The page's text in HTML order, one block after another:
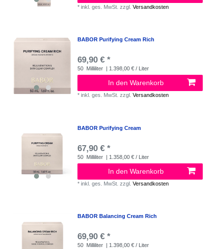
*inkl. ges. MwSt. zzgl.Versandkosten
BABOR Purifying Cream Rich
69,90 € *
50 Milliliter | 1.398,00 € / Liter
In den Warenkorb
*inkl. ges. MwSt. zzgl.Versandkosten
BABOR Purifying Cream
67,90 € *
50 Milliliter | 1.358,00 € / Liter
In den Warenkorb
*inkl. ges. MwSt. zzgl.Versandkosten
BABOR Balancing Cream Rich
69,90 € *
50 Milliliter | 1.398,00 € / Liter